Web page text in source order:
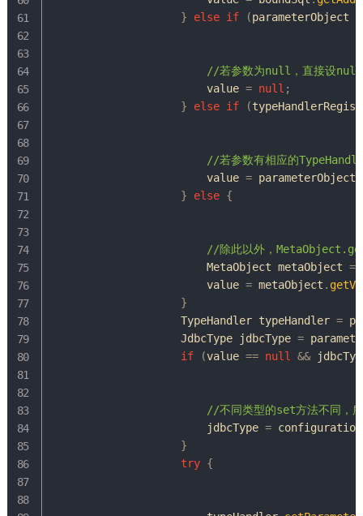
}
else if (parameterObject
//若参数为null，直接设null
                        value
= null ;
}
else if (
//若参数有相应的
                        value
= parameterObject
}
else {
//除此以外，
MetaObject metaObject =
                        value
= metaObject .
}
TypeHandler typeHandler =
JdbcType jdbcType =
if
(value == null &&
//不同类型的set方法不同，
                        jdbcType
= configuration
}
try {